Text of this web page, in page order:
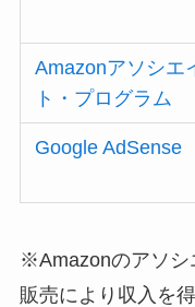
Amazonアソシエ
ト・プログラム
Google AdSense
※Amazonのアソシ
販売により収入を